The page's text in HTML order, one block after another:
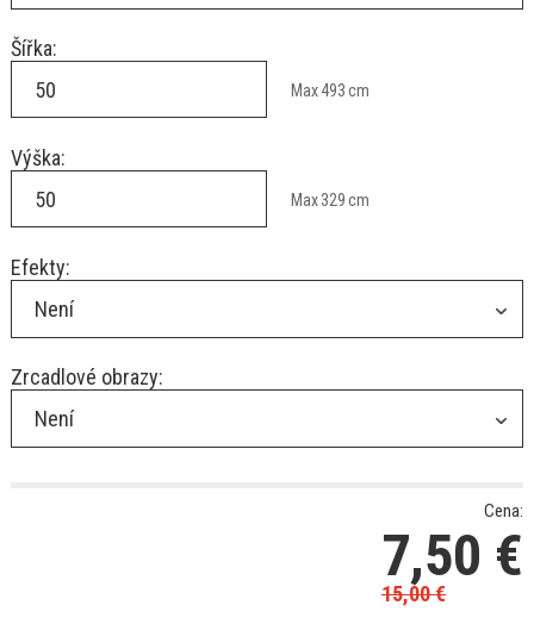
Šířka:
Max493cm
Výška:
Max329cm
Efekty:
Není
Zrcadlové obrazy:
Není
Cena:
7,50 €
15,00€